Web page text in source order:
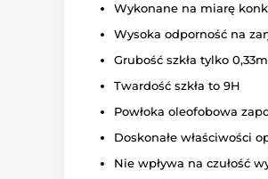
Wykonane na miarę
Wysoka odporność na
Grubość szkła tylko
Twardość szkła to 9H
Powłoka oleofobowa
Doskonałe właściwości
Nie wpływa na czułość